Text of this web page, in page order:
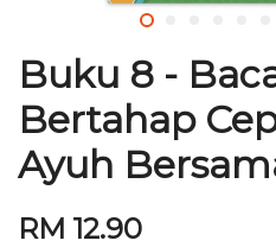
Buku 8 -
Bertahap
Ayuh
RM 12.90